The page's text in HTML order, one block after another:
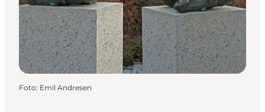
Planlæg ferien
Foto: Emil Andresen